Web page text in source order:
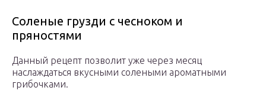
Соленые грузди с чесноком и
пряностями
Данный рецепт позволит уже через месяц
наслаждаться вкусными солеными ароматными
грибочками.